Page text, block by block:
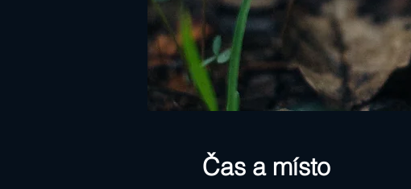
Čas a místo